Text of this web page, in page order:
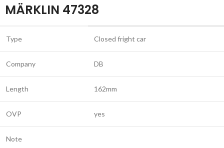
MÄRKLIN 47328
Type Closed fright car
Company DB
Length 162mm
OVP yes
Note